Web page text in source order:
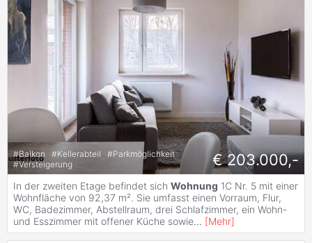
#Balkon #Kellerabteil #Parkmöglichkeit
#Versteigerung € 203.000,-
In der zweiten Etage befindet sich Wohnung 1C Nr. 5 mit einer
Wohnfläche von 92,37 m². Sie umfasst einen Vorraum, Flur,
WC, Badezimmer, Abstellraum, drei Schlafzimmer, ein Wohn-
und Esszimmer mit offener Küche sowie... [Mehr]